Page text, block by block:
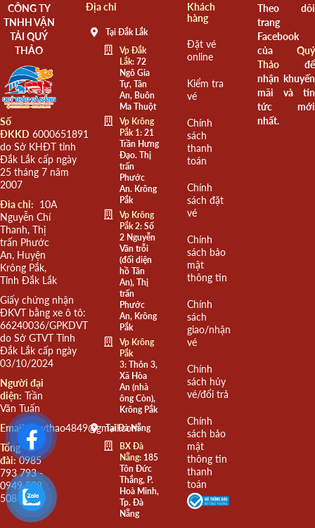
CÔNG TY
TNHH VẬN
TẢI QUÝ
THẢO
Số
ĐKKD 6000651891
do Sở KHĐT tỉnh
Đắk Lắk cấp ngày
25 tháng 7 năm
2007
Đia chỉ: 10A
Nguyễn Chí
Thanh, Thị
trấn Phước
An, Huyện
Krông Pắk,
Tỉnh Đắk Lắk
Giấy chứng nhận
ĐKVT bằng xe ô tô:
66240036/GPKDVT
do Sở GTVT Tỉnh
Đắk Lắk cấp ngày
03/10/2024
Người đại
diện: Trần
Văn Tuấn
Email: quythao4849@gmail.com
Tổng
đài:0985
793 793 -
0949 508
508
Địa chỉ
Tại Đắk Lắk
Vp Đắk
Lắk:72
Ngô Gia
Tự, Tân
An, Buôn
Ma Thuột
Vp Krông
Pắk 1:21
Trần Hưng
Đạo. Thị
trấn
Phước
An. Krông
Pắk
Vp Krông
Pắk 2:Số
2 Nguyễn
Văn trỗi
(đối diện
hồ Tân
An), Thị
trấn
Phước
An, Krông
Pắk
Vp Krông
Pắk
3:Thôn 3,
Xã Hòa
An (nhà
ông Còn),
Krông Pắk
Tại Đà Nẵng
BX Đà
Nẵng:185
Tôn Đức
Thắng, P.
Hoà Minh,
Tp. Đà
Nẵng
Khách
hàng
Đặt vé
online
Kiểm tra
vé
Chính
sách
thanh
toán
Chính
sách đặt
vé
Chính
sách bảo
mật
thông tin
Chính
sách
giao/nhận
vé
Chính
sách hủy
vé/đổi trả
Chính
sách bảo
mật
thông tin
thanh
toán
Theo dõi
trang
Facebook
của Quý
Thảođể
nhận khuyến
mãi và tin
tức mới
nhất.